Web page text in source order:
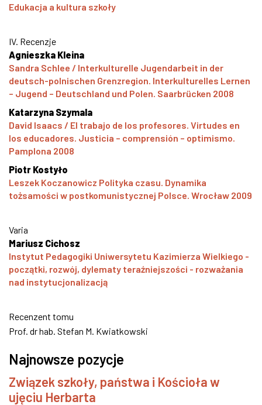
Edukacja a kultura szkoły
IV. Recenzje
Agnieszka Kleina
Sandra Schlee / Interkulturelle Jugendarbeit in der
deutsch-polnischen Grenzregion. Interkulturelles Lernen
– Jugend – Deutschland und Polen. Saarbrücken 2008
Katarzyna Szymala
David Isaacs / El trabajo de los profesores. Virtudes en
los educadores. Justicia – comprensión – optimismo.
Pamplona 2008
Piotr Kostyło
Leszek Koczanowicz Polityka czasu. Dynamika
tożsamości w postkomunistycznej Polsce. Wrocław 2009
Varia
Mariusz Cichosz
Instytut Pedagogiki Uniwersytetu Kazimierza Wielkiego -
początki, rozwój, dylematy teraźniejszości - rozważania
nad instytucjonalizacją
Recenzent tomu
Prof. dr hab. Stefan M. Kwiatkowski
Najnowsze pozycje
Związek szkoły, państwa i Kościoła w
ujęciu Herbarta